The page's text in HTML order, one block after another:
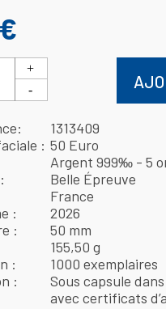
1313409
50 Euro
Argent 999‰ - 5
Belle Épreuve
France
2026
50 mm
155,50 g
1000 exemplaires
Sous capsule
avec certificats